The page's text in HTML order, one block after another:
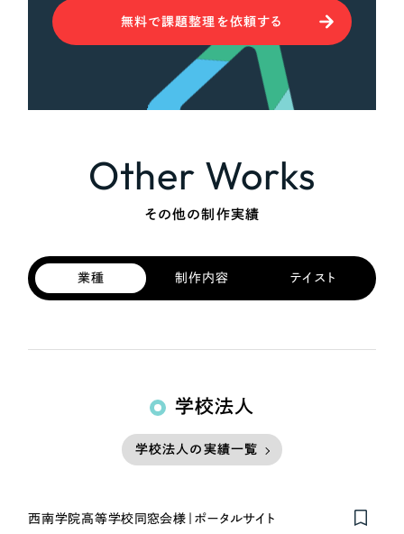
無料で課題整理を依頼する
Other Works
その他の制作実績
業種 制作内容 テイスト
学校法人
学校法人の実績一覧
西南学院高等学校同窓会様｜ポータルサイト